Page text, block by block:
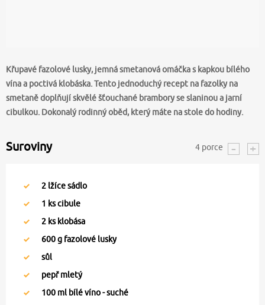
Křupavé fazolové lusky, jemná smetanová omáčka s kapkou bílého
vína a poctivá klobáska. Tento jednoduchý recept na fazolky na
smetaně doplňují skvělé šťouchané brambory se slaninou a jarní
cibulkou. Dokonalý rodinný oběd, který máte na stole do hodiny.
Suroviny 4 porce
2 lžíce sádlo
1 ks cibule
2 ks klobása
600g fazolové lusky
sůl
pepř mletý
100 ml bílé víno - suché